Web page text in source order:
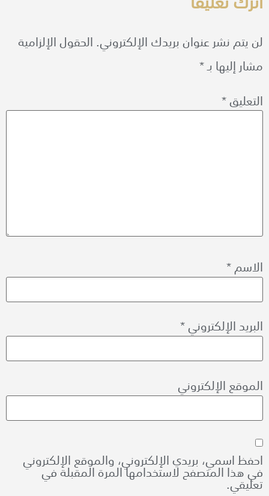
لن يتم نشر عنوان بريدك الإلكتروني.الحقول الإلزامية
مشار إليها بـ*
التعليق*
الاسم*
البريد الإلكتروني*
الموقع الإلكتروني
احفظ اسمي، بريدي الإلكتروني، والموقع الإلكتروني
في هذا المتصفح لاستخدامها المرة المقبلة في
تعليقي.